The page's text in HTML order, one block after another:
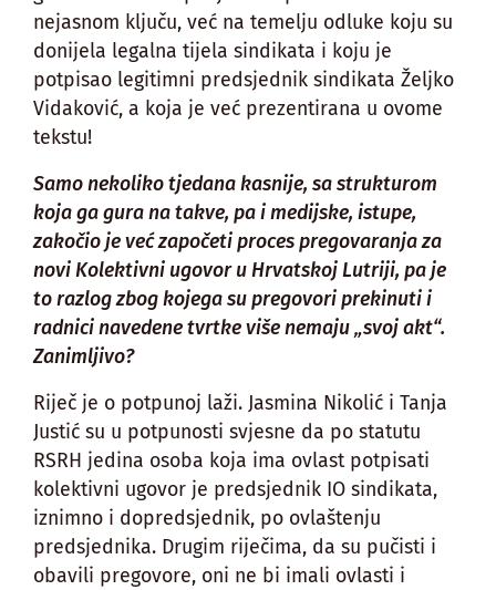
nejasnom ključu, već na temelju odluke koju su
donijela legalna tijela sindikata i koju je
potpisao legitimni predsjednik sindikata Željko
Vidaković, a koja je već prezentirana u ovome
tekstu!
Samo nekoliko tjedana kasnije, sa strukturom
koja ga gura na takve, pa i medijske, istupe,
zakočio je već započeti proces pregovaranja za
novi Kolektivni ugovor u Hrvatskoj Lutriji, pa je
to razlog zbog kojega su pregovori prekinuti i
radnici navedene tvrtke više nemaju „svoj akt“.
Zanimljivo?
Riječ je o potpunoj laži. Jasmina Nikolić i Tanja
Justić su u potpunosti svjesne da po statutu
RSRH jedina osoba koja ima ovlast potpisati
kolektivni ugovor je predsjednik IO sindikata,
iznimno i dopredsjednik, po ovlaštenju
predsjednika. Drugim riječima, da su pučisti i
obavili pregovore, oni ne bi imali ovlasti i